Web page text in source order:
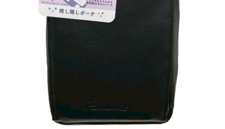
４．使用「AFTEE先享後付」時，將依據個別帳號之用戶狀況，依本公司即
時審查核予不同之上限額度；若仍有額度不足之情形，本公司將視審查結果
請求用戶進行身份認證。
５．嚴禁一人註冊多個帳號或使用他人資訊註冊。若發現惡意使用之情形，
恩沛科技股份有限公司將有權停止該用戶之使用額度並採取法律行動。